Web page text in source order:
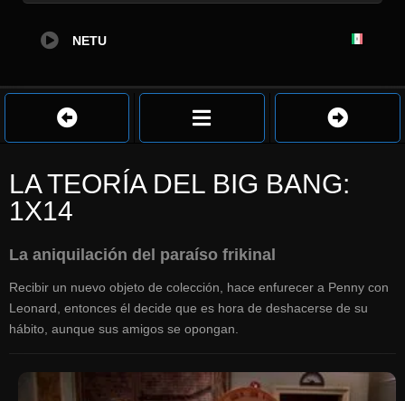
NETU
LA TEORÍA DEL BIG BANG:
1X14
La aniquilación del paraíso frikinal
Recibir un nuevo objeto de colección, hace enfurecer a Penny con
Leonard, entonces él decide que es hora de deshacerse de su
hábito, aunque sus amigos se opongan.